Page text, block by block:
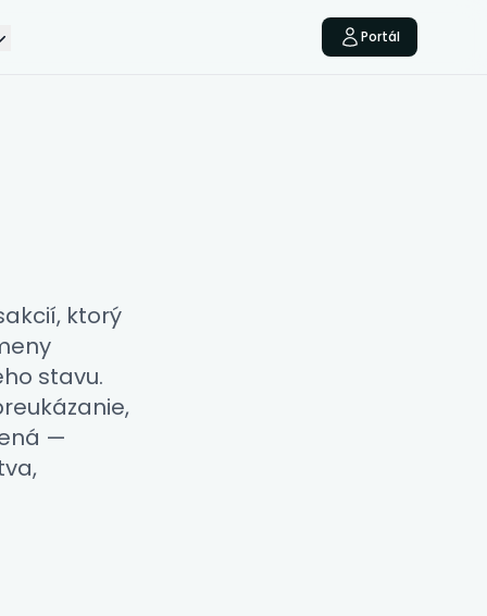
Portál
ktorý
stavu.
—